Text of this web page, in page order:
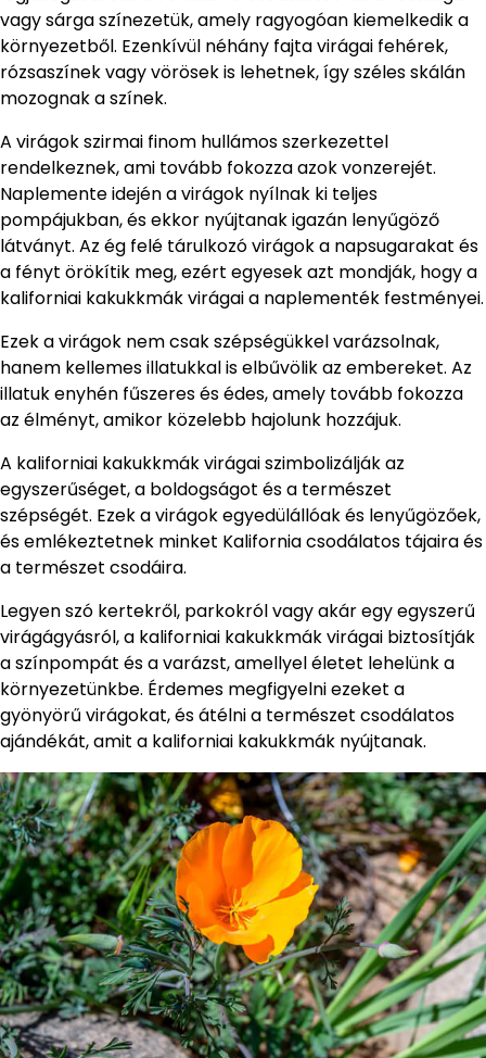
vagy sárga színezetük, amely ragyogóan kiemelkedik a
környezetből. Ezenkívül néhány fajta virágai fehérek,
rózsaszínek vagy vörösek is lehetnek, így széles skálán
mozognak a színek.
A virágok szirmai finom hullámos szerkezettel
rendelkeznek, ami tovább fokozza azok vonzerejét.
Naplemente idején a virágok nyílnak ki teljes
pompájukban, és ekkor nyújtanak igazán lenyűgöző
látványt. Az ég felé tárulkozó virágok a napsugarakat és
a fényt örökítik meg, ezért egyesek azt mondják, hogy a
kaliforniai kakukkmák virágai a naplementék festményei.
Ezek a virágok nem csak szépségükkel varázsolnak,
hanem kellemes illatukkal is elbűvölik az embereket. Az
illatuk enyhén fűszeres és édes, amely tovább fokozza
az élményt, amikor közelebb hajolunk hozzájuk.
A kaliforniai kakukkmák virágai szimbolizálják az
egyszerűséget, a boldogságot és a természet
szépségét. Ezek a virágok egyedülállóak és lenyűgözőek,
és emlékeztetnek minket Kalifornia csodálatos tájaira és
a természet csodáira.
Legyen szó kertekről, parkokról vagy akár egy egyszerű
virágágyásról, a kaliforniai kakukkmák virágai biztosítják
a színpompát és a varázst, amellyel életet lehelünk a
környezetünkbe. Érdemes megfigyelni ezeket a
gyönyörű virágokat, és átélni a természet csodálatos
ajándékát, amit a kaliforniai kakukkmák nyújtanak.